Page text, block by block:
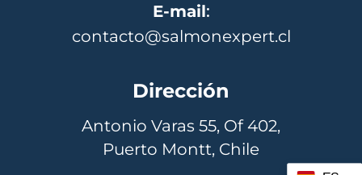
E-mail:
contacto@salmonexpert.cl
Dirección
Antonio Varas 55, Of 402,
Puerto Montt, Chile